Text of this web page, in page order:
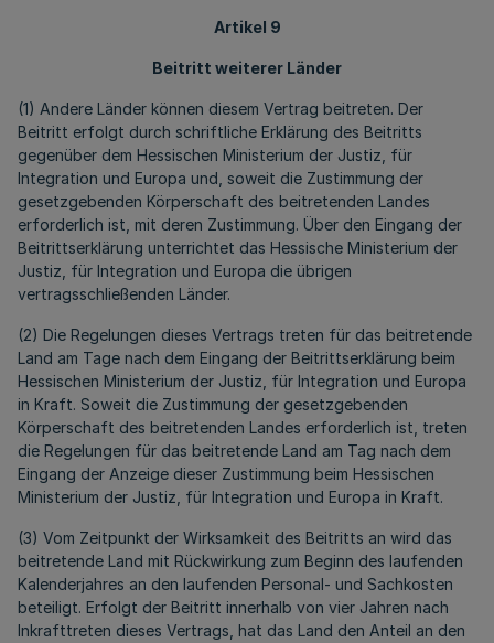
Artikel 9
Beitritt weiterer Länder
(1) Andere Länder können diesem Vertrag beitreten. Der
Beitritt erfolgt durch schriftliche Erklärung des Beitritts
gegenüber dem Hessischen Ministerium der Justiz, für
Integration und Europa und, soweit die Zustimmung der
gesetzgebenden Körperschaft des beitretenden Landes
erforderlich ist, mit deren Zustimmung. Über den Eingang der
Beitrittserklärung unterrichtet das Hessische Ministerium der
Justiz, für Integration und Europa die übrigen
vertragsschließenden Länder.
(2) Die Regelungen dieses Vertrags treten für das beitretende
Land am Tage nach dem Eingang der Beitrittserklärung beim
Hessischen Ministerium der Justiz, für Integration und Europa
in Kraft. Soweit die Zustimmung der gesetzgebenden
Körperschaft des beitretenden Landes erforderlich ist, treten
die Regelungen für das beitretende Land am Tag nach dem
Eingang der Anzeige dieser Zustimmung beim Hessischen
Ministerium der Justiz, für Integration und Europa in Kraft.
(3) Vom Zeitpunkt der Wirksamkeit des Beitritts an wird das
beitretende Land mit Rückwirkung zum Beginn des laufenden
Kalenderjahres an den laufenden Personal- und Sachkosten
beteiligt. Erfolgt der Beitritt innerhalb von vier Jahren nach
Inkrafttreten dieses Vertrags, hat das Land den Anteil an den